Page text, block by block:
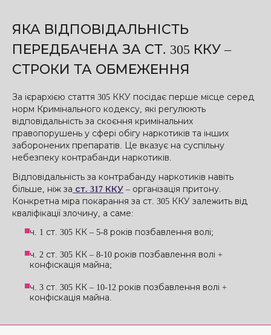
ЯКА ВІДПОВІДАЛЬНІСТЬ
ПЕРЕДБАЧЕНА ЗА СТ. 305 ККУ –
СТРОКИ ТА ОБМЕЖЕННЯ
За ієрархією стаття 305 ККУ посідає перше місце серед
норм Кримінального кодексу, які регулюють
відповідальність за скоєння кримінальних
правопорушень у сфері обігу наркотиків та інших
заборонених препаратів. Це вказує на суспільну
небезпеку контрабанди наркотиків.
Відповідальність за контрабанду наркотиків навіть
більше, ніж за ст. 317 ККУ – організація притону.
Конкретна міра покарання за ст. 305 ККУ залежить від
кваліфікації злочину, а саме:
ч. 1 ст. 305 КК – 5-8 років позбавлення волі;
ч. 2 ст. 305 КК – 8-10 років позбавлення волі +
конфіскація майна;
ч. 3 ст. 305 КК – 10-12 років позбавлення волі +
конфіскація майна.